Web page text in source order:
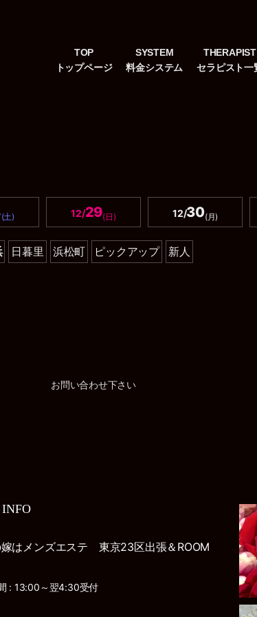
TOP SYSTEM THERAPIST
(土) 12/29(日) 12/30(月)
日暮里 浜松町 ピックアップ 新人
お問い合わせ下さい
INFO
はメンズエステ 東京23区出張＆ROOM
: 13:00～翌4:30受付